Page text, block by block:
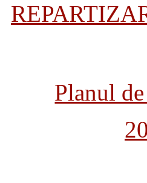
Planul